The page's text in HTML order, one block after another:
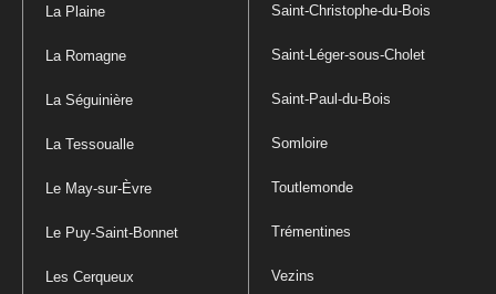
La Plaine
La Romagne
La Séguinière
La Tessoualle
Le May-sur-Èvre
Le Puy-Saint-Bonnet
Les Cerqueux
Saint-Christophe-du-Bois
Saint-Léger-sous-Cholet
Saint-Paul-du-Bois
Somloire
Toutlemonde
Trémentines
Vezins